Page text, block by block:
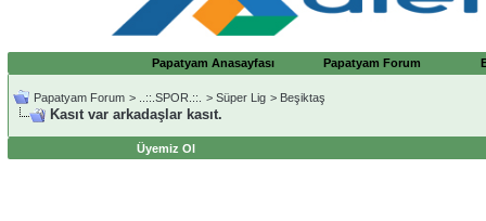
Papatyam Anasayfası Papatyam Forum
Papatyam Forum > ..::.SPOR.::. > Süper Lig > Beşiktaş
Kasıt var arkadaşlar kasıt.
Üyemiz Ol